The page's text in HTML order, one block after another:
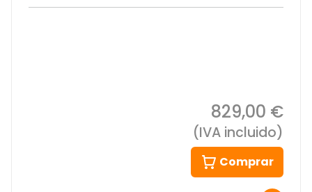
829,00 €
(IVA incluido)
Comprar